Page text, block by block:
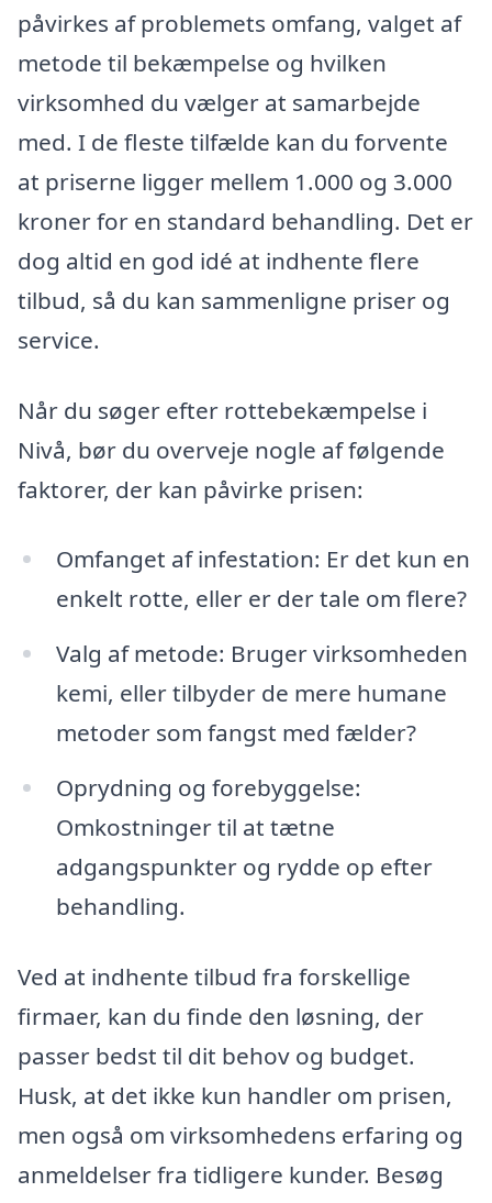
påvirkes af problemets omfang, valget af
metode til bekæmpelse og hvilken
virksomhed du vælger at samarbejde
med. I de fleste tilfælde kan du forvente
at priserne ligger mellem 1.000 og 3.000
kroner for en standard behandling. Det er
dog altid en god idé at indhente flere
tilbud, så du kan sammenligne priser og
service.
Når du søger efter rottebekæmpelse i
Nivå, bør du overveje nogle af følgende
faktorer, der kan påvirke prisen:
Omfanget af infestation: Er det kun en
enkelt rotte, eller er der tale om flere?
Valg af metode: Bruger virksomheden
kemi, eller tilbyder de mere humane
metoder som fangst med fælder?
Oprydning og forebyggelse:
Omkostninger til at tætne
adgangspunkter og rydde op efter
behandling.
Ved at indhente tilbud fra forskellige
firmaer, kan du finde den løsning, der
passer bedst til dit behov og budget.
Husk, at det ikke kun handler om prisen,
men også om virksomhedens erfaring og
anmeldelser fra tidligere kunder. Besøg